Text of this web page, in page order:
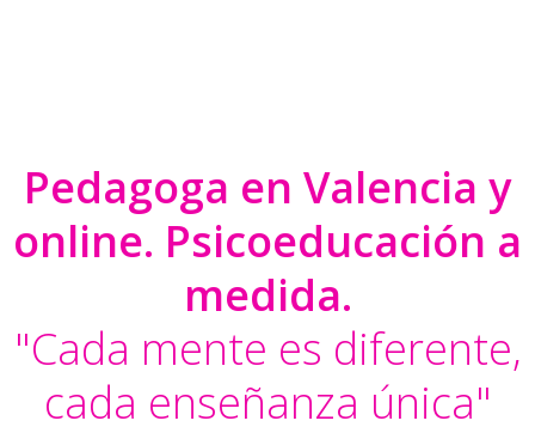
Pedagoga en Valencia y
online. Psicoeducación a
medida.
"Cada mente es diferente,
cada enseñanza única"